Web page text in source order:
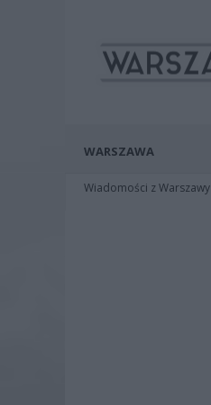
WARSZAWA
Wiadomości z Warszawy